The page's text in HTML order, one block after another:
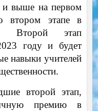
и выше на первом
втором этапе в
Второй этап
году и будет
навыки учителей
второй этап,
премию в